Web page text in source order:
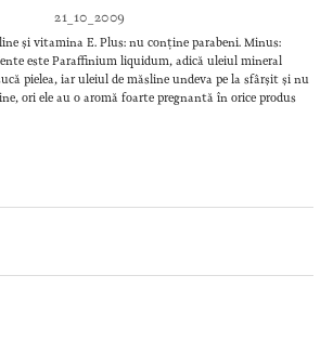
21_10_2009
și vitamina E. Plus: nu conține parabeni. Minus:
este Paraffinium liquidum, adică uleiul mineral
pielea, iar uleiul de măsline undeva pe la sfârșit și nu
ori ele au o aromă foarte pregnantă în orice produs